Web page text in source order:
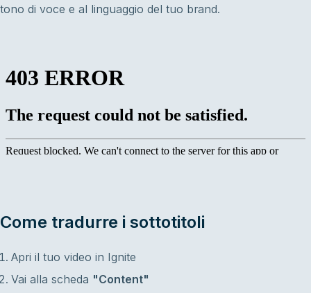
tono di voce e al linguaggio del tuo brand.
Come tradurre i sottotitoli
Apri il tuo video in Ignite
Vai alla scheda "Content"